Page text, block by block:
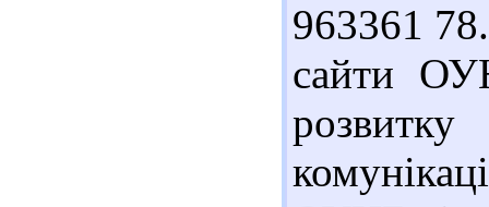
963361
сайти